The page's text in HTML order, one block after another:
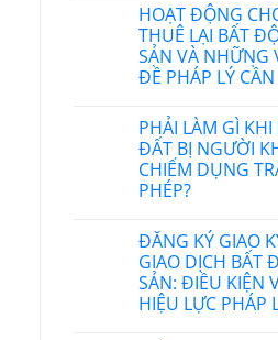
HOẠT ĐỘNG
THUÊ LẠI BẤT
SẢN VÀ NHỮNG
ĐỀ PHÁP LÝ CẦN
PHẢI LÀM GÌ
ĐẤT BỊ NGƯỜI
CHIẾM DỤNG
PHÉP?
ĐĂNG KÝ GIAO
GIAO DỊCH BẤT
SẢN: ĐIỀU KIỆN
HIỆU LỰC PHÁP